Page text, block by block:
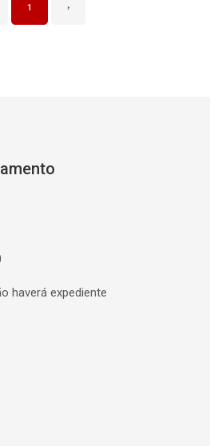
1 ›
haverá expediente